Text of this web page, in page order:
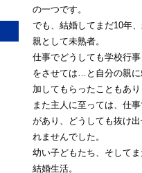
の一つです。
でも、結婚してまだ10年
親として未熟者。
仕事でどうしても学校行
をさせては…と自分の親
加してもらったこともあ
また主人に至っては、仕
があり、どうしても抜け
れませんでした。
幼い子どもたち、そして
結婚生活。